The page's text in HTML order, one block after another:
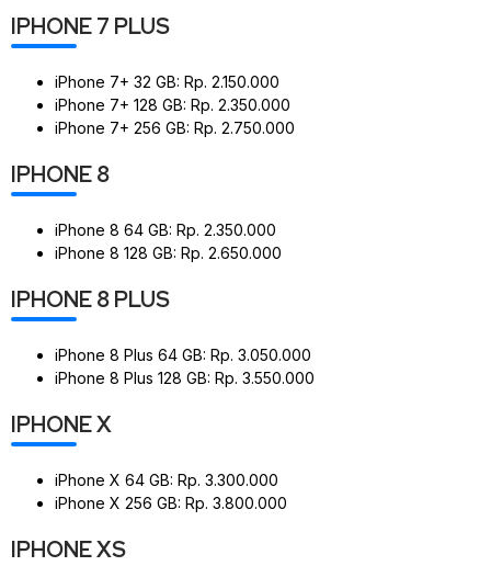
IPHONE 7 PLUS
iPhone 7+ 32 GB: Rp. 2.150.000
iPhone 7+ 128 GB: Rp. 2.350.000
iPhone 7+ 256 GB: Rp. 2.750.000
IPHONE 8
iPhone 8 64 GB: Rp. 2.350.000
iPhone 8 128 GB: Rp. 2.650.000
IPHONE 8 PLUS
iPhone 8 Plus 64 GB: Rp. 3.050.000
iPhone 8 Plus 128 GB: Rp. 3.550.000
IPHONE X
iPhone X 64 GB: Rp. 3.300.000
iPhone X 256 GB: Rp. 3.800.000
IPHONE XS